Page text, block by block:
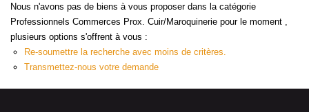
NOS AGENCES
Qui Sommes Nous
Nos Actualités
Créer une alerte
Nous n'avons pas de biens à vous proposer dans la catégorie
Professionnels Commerces Prox. Cuir/Maroquinerie pour le moment ,
plusieurs options s'offrent à vous :
Re-soumettre la recherche avec moins de critères.
Transmettez-nous votre demande